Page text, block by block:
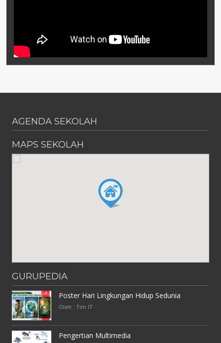
AGENDA SEKOLAH
MAPS SEKOLAH
GURUPEDIA
Poster Hari Lingkungan Hidup Sedunia
Oleh : Tim IT
Pengertian Multimedia